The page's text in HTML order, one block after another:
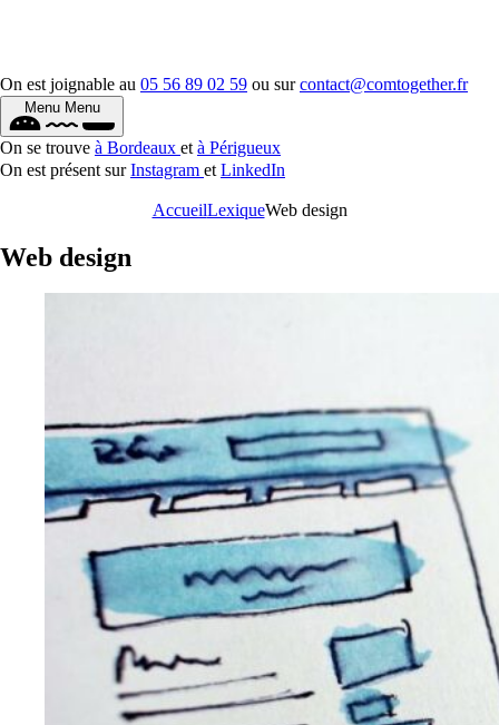
On est joignable au 05 56 89 02 59 ou surcontact@comtogether.fr
Menu Menu
On se trouve à Bordeaux et à Périgueux
On est présent surInstagram et LinkedIn
AccueilLexiqueWeb design
Web design